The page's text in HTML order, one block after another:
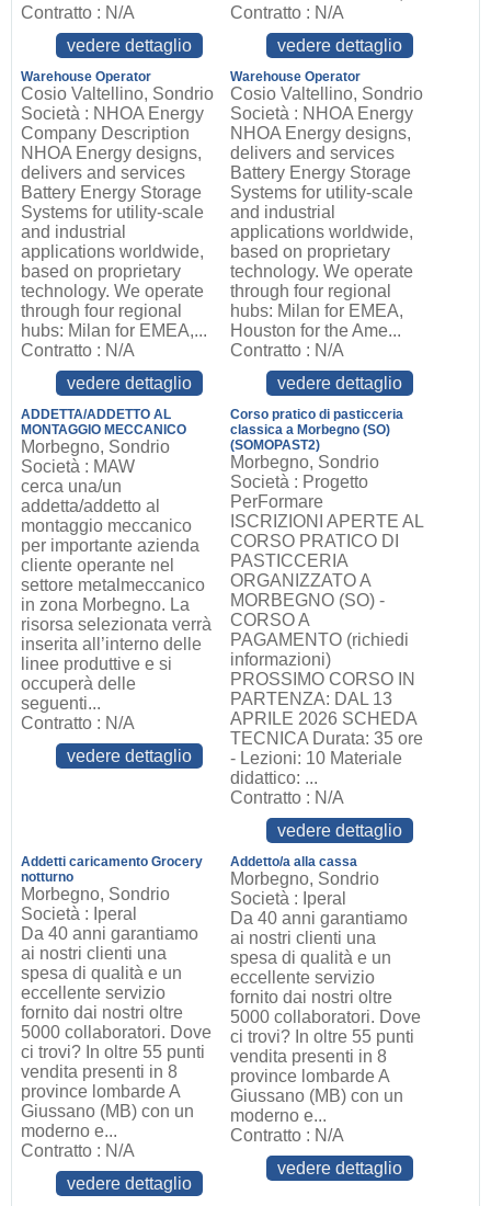
Contratto : N/A
vedere dettaglio
Contratto : N/A
vedere dettaglio
Warehouse Operator
Cosio Valtellino, Sondrio
Società : NHOA Energy
Company Description
NHOA Energy designs,
delivers and services
Battery Energy Storage
Systems for utility-scale
and industrial
applications worldwide,
based on proprietary
technology. We operate
through four regional
hubs: Milan for EMEA,...
Contratto : N/A
vedere dettaglio
Warehouse Operator
Cosio Valtellino, Sondrio
Società : NHOA Energy
NHOA Energy designs,
delivers and services
Battery Energy Storage
Systems for utility-scale
and industrial
applications worldwide,
based on proprietary
technology. We operate
through four regional
hubs: Milan for EMEA,
Houston for the Ame...
Contratto : N/A
vedere dettaglio
ADDETTA/ADDETTO AL
MONTAGGIO MECCANICO
Morbegno, Sondrio
Società : MAW
cerca una/un
addetta/addetto al
montaggio meccanico
per importante azienda
cliente operante nel
settore metalmeccanico
in zona Morbegno. La
risorsa selezionata verrà
inserita all’interno delle
linee produttive e si
occuperà delle
seguenti...
Contratto : N/A
vedere dettaglio
Corso pratico di pasticceria
classica a Morbegno (SO)
(SOMOPAST2)
Morbegno, Sondrio
Società : Progetto
PerFormare
ISCRIZIONI APERTE AL
CORSO PRATICO DI
PASTICCERIA
ORGANIZZATO A
MORBEGNO (SO) -
CORSO A
PAGAMENTO (richiedi
informazioni)
PROSSIMO CORSO IN
PARTENZA: DAL 13
APRILE 2026 SCHEDA
TECNICA Durata: 35 ore
- Lezioni: 10 Materiale
didattico: ...
Contratto : N/A
vedere dettaglio
Addetti caricamento Grocery
notturno
Morbegno, Sondrio
Società : Iperal
Da 40 anni garantiamo
ai nostri clienti una
spesa di qualità e un
eccellente servizio
fornito dai nostri oltre
5000 collaboratori. Dove
ci trovi? In oltre 55 punti
vendita presenti in 8
province lombarde A
Giussano (MB) con un
moderno e...
Contratto : N/A
vedere dettaglio
Addetto/a alla cassa
Morbegno, Sondrio
Società : Iperal
Da 40 anni garantiamo
ai nostri clienti una
spesa di qualità e un
eccellente servizio
fornito dai nostri oltre
5000 collaboratori. Dove
ci trovi? In oltre 55 punti
vendita presenti in 8
province lombarde A
Giussano (MB) con un
moderno e...
Contratto : N/A
vedere dettaglio